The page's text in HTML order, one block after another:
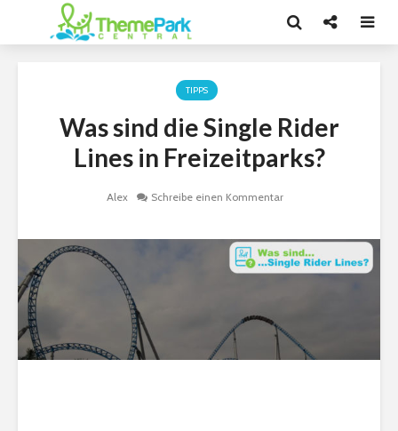
TIPPS
Was sind die Single Rider
Lines in Freizeitparks?
Alex Schreibe einen Kommentar